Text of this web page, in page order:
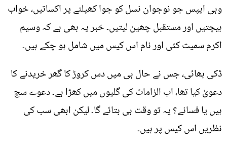
وہی ایپس جو نوجوان نسل کو جوا کھیلنے پر اکساتیں، خواب
بیچتیں اور مستقبل چھین لیتیں۔ خبر یہ بھی ہے کہ وسیم
اکرم سمیت کئی اور نام اس کیس میں شامل ہو چکے ہیں۔
ڈکی بھائی، جس نے حال ہی میں دس کروڑ کا گھر خریدنے کا
دعویٰ کیا تھا، اب الزامات کی گلیوں میں کھڑا ہے۔ دعوے سچ
ہیں یا فسانے؟ یہ تو وقت ہی بتائے گا۔ لیکن ابھی سب کی
نظریں اس کیس پر ہیں۔